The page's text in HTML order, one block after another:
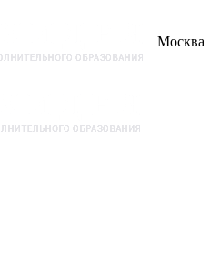
Москва